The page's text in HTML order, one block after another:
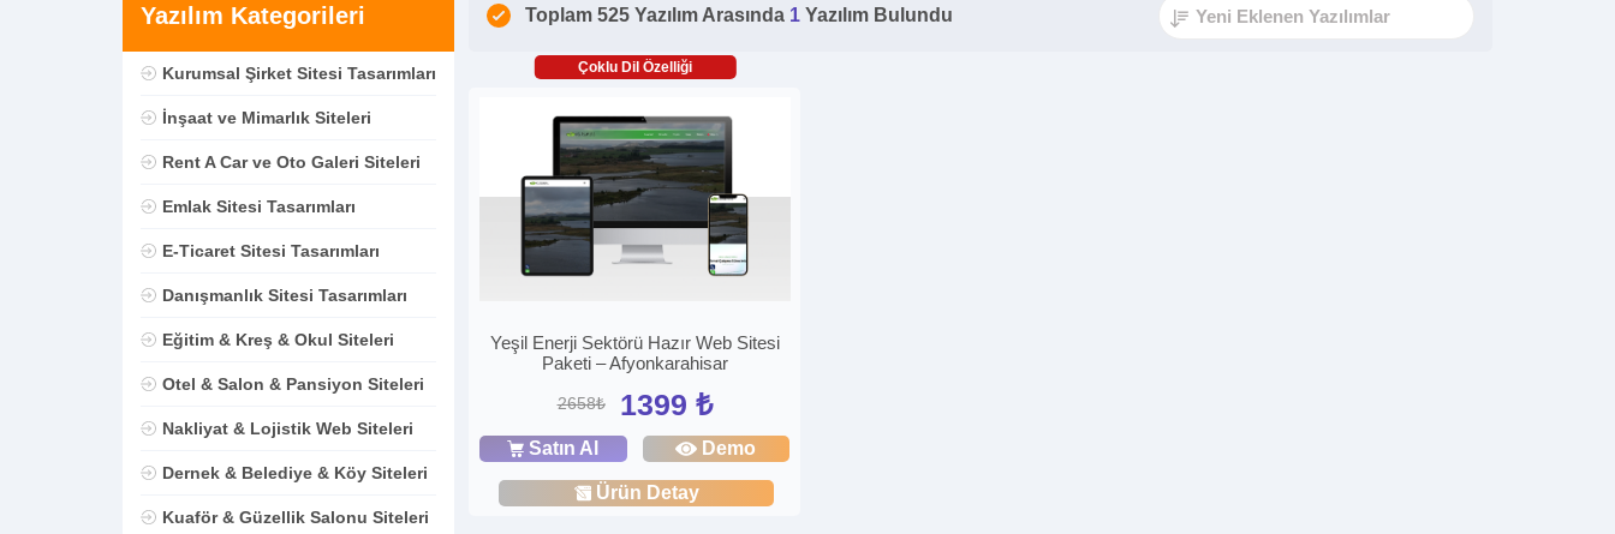
Yazılım Kategorileri
Kurumsal Şirket Sitesi Tasarımları
İnşaat ve Mimarlık Siteleri
Rent A Car ve Oto Galeri Siteleri
Emlak Sitesi Tasarımları
E-Ticaret Sitesi Tasarımları
Danışmanlık Sitesi Tasarımları
Eğitim & Kreş & Okul Siteleri
Otel & Salon & Pansiyon Siteleri
Nakliyat & Lojistik Web Siteleri
Dernek & Belediye & Köy Siteleri
Kuaför & Güzellik Salonu Siteleri
Toplam 525 Yazılım Arasında 1 Yazılım Bulundu
Çoklu Dil Özelliği
Yeşil Enerji Sektörü Hazır Web Sitesi
Paketi – Afyonkarahisar
2658₺ 1399 ₺
Satın Al Demo
Ürün Detay